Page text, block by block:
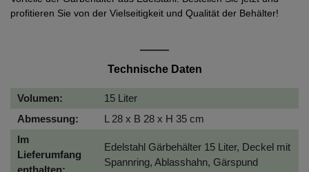
profitieren Sie von der Vielseitigkeit und Qualität der Behälter!
Technische Daten
Volumen:
15 Liter
Abmessung:
L 28 x B 28 x H 35 cm
Im
Lieferumfang
enthalten:
Edelstahl Gärbehälter 15 Liter, Deckel mit
Spannring, Ablasshahn, Gärspund